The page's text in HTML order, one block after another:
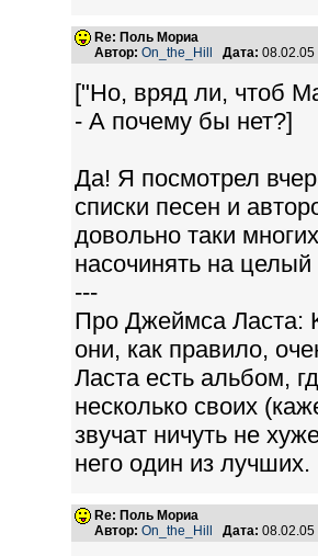
Re: Поль Мориа
Автор: On_the_Hill Дата:
["Но, вряд ли, чтоб
- А почему бы нет?]
Да! Я посмотрел
списки песен и
довольно таки
насочинять на
---
Про Джеймса Ласта:
они, как правило,
Ласта есть альбом,
несколько своих
звучат ничуть не
него один из лучших.
Re: Поль Мориа
Автор: On_the_Hill Дата: